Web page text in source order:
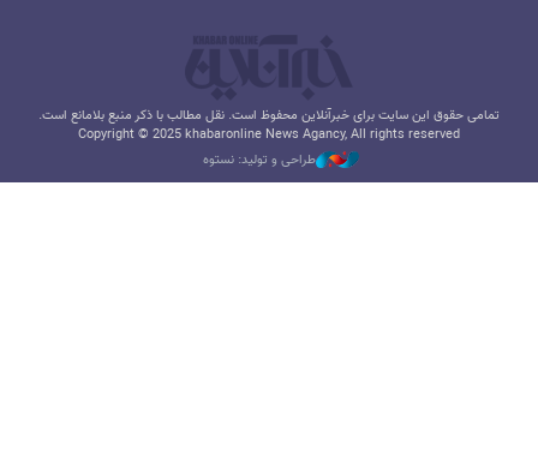
تمامی حقوق این سایت برای خبرآنلاین محفوظ است. نقل مطالب با ذکر منبع بلامانع است.
Copyright © 2025 khabaronline News Agancy, All rights reserved
طراحی و تولید: نستوه